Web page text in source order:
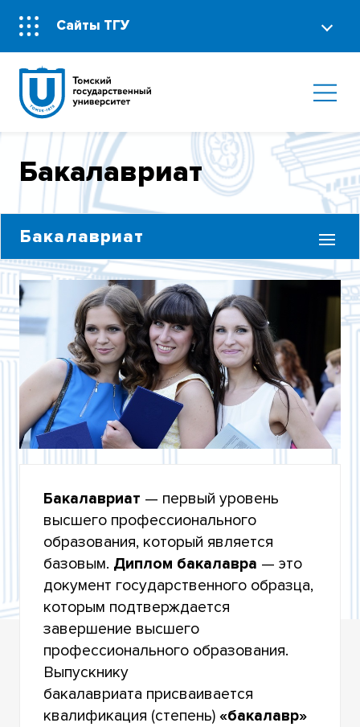
Сайты ТГУ
Бакалавриат
Бакалавриат
ЯДРО БАКАЛАВРИАТА
ПЕРЕЧЕНЬ ПРОГРАММ БАКАЛАВРИАТА
ПРОГРАММЫ БАКАЛАВРИАТА К
ЛИЦЕНЗИРОВАНИЮ
ПРОГРАММЫ БАКАЛАВРИАТА К АККРЕДИТАЦИИ
ПОЛЕЗНЫЕ ССЫЛКИ
Бакалавриат — первый уровень
высшего профессионального
образования, который является
базовым. Диплом бакалавра — это
документ государственного образца,
которым подтверждается
завершение высшего
профессионального образования.
Выпускнику
бакалавриата присваивается
квалификация (степень)«бакалавр»